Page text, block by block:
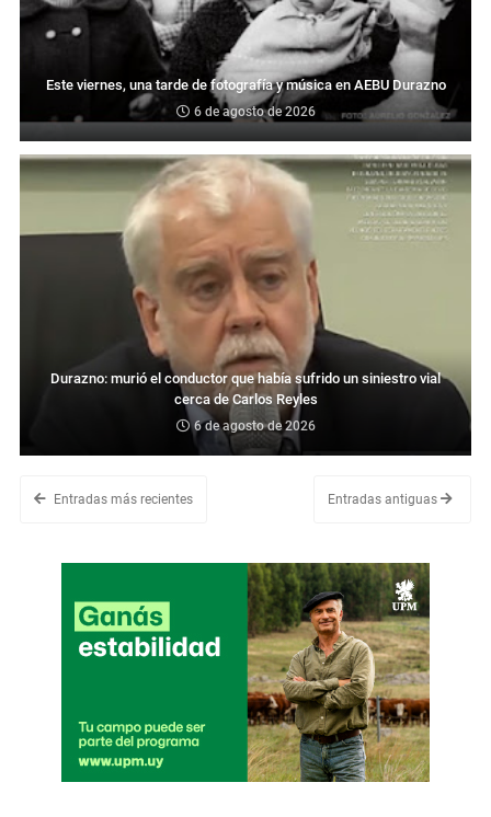
Este viernes, una tarde de fotografía y música en AEBU Durazno
6 de agosto de 2026
Durazno: murió el conductor que había sufrido un siniestro vial
cerca de Carlos Reyles
6 de agosto de 2026
Entradas más recientes Entradas antiguas